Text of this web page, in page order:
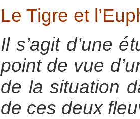
Le Tigre et
Il s’agit d’une
point de vue
de la situation
de ces deux